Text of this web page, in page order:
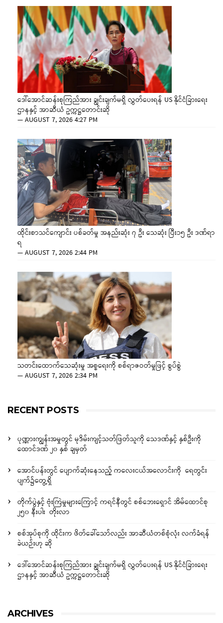
ဒေါ်အောင်ဆန်းစုကြည်အား ချွင်းချက်မရှိ လွှတ်ပေးရန် US နိုင်ငံခြားရေး
ဌာနနှင့် အာဆီယံ ဥက္ကဋ္ဌတောင်းဆို
—AUGUST 7, 2026 4:27 PM
ထိုင်းစာသင်ကျောင်း ပစ်ခတ်မှု အနည်းဆုံး ၇ ဦး သေဆုံး ပြီး၁၅ ဦး ဒဏ်ရာ
ရ
—AUGUST 7, 2026 2:44 PM
သတင်းထောက်သေဆုံးမှု အစ္စရေးကို စစ်ရာဇဝတ်မှုဖြင့် စွပ်စွဲ
—AUGUST 7, 2026 2:34 PM
RECENT POSTS
ပုဏ္ဏားကျွန်းအမှုတွင် မုဒိမ်းကျင့်သတ်ဖြတ်သူကို သေဒဏ်နှင့် နှစ်ဦးကို
ထောင်ဒဏ် ၂၀ နှစ် ချမှတ်
အောင်ပန်းတွင် ပျောက်ဆုံးနေသည့် ကလေးငယ်အလောင်းကို ရေတွင်း
ပျက်၌တွေ့ရှိ
တိုက်ပွဲနှင့် ဗုံးကြဲမှုများကြောင့် ကရင်နီတွင် စစ်ဘေးရှောင် အိမ်ထောင်စု
၂၅၀ နီးပါး တိုးလာ
စစ်အုပ်စုကို ထိုင်းက ဖိတ်ခေါ်သော်လည်း အာဆီယံတစ်စုံလုံး လက်ခံရန်
ခဲယဉ်းဟု ဆို
ဒေါ်အောင်ဆန်းစုကြည်အား ချွင်းချက်မရှိ လွှတ်ပေးရန် US နိုင်ငံခြားရေး
ဌာနနှင့် အာဆီယံ ဥက္ကဋ္ဌတောင်းဆို
ARCHIVES